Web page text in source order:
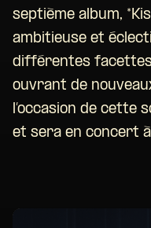
septième album,
ambitieuse et
différentes
ouvrant de
l’occasion de cette
et sera en concert à